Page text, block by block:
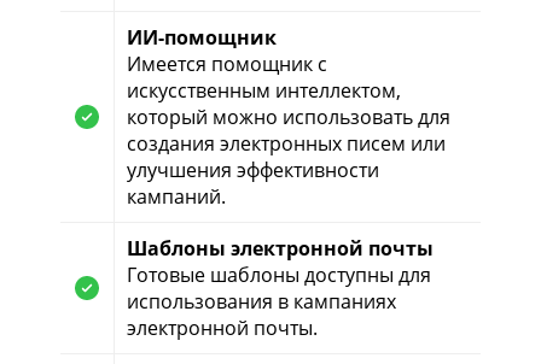
ИИ-помощник
Имеется помощник с
искусственным интеллектом,
который можно использовать для
создания электронных писем или
улучшения эффективности
кампаний.
Шаблоны электронной почты
Готовые шаблоны доступны для
использования в кампаниях
электронной почты.